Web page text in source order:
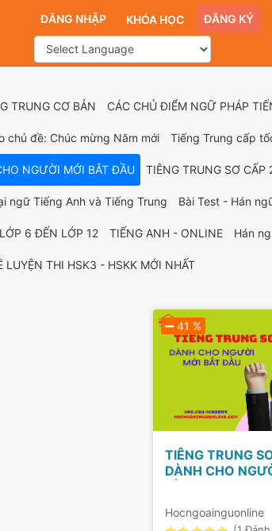
ĐĂNG NHẬP KHÓA HỌC ĐĂNG KÝ
TRUNG CƠ BẢN CÁC CHỦ ĐIỂM NGỮ PHÁP
chủ đề: Chúc mừng Năm mới Tiếng Trung cấp
NGƯỜI MỚI BẮT ĐẦU TIÊNG TRUNG SƠ
ngữ Tiếng Anh và Tiếng Trung Bài Test - Hán
6 ĐẾN LỚP 12 TIẾNG ANH - ONLINE Hán
LUYỆN THI HSK3 - HSKK MỚI NHẤT
41 %
TIÊNG TRUNG
DÀNH CHO
Hocngoainguonline